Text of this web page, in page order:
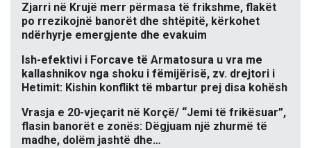
Zjarri në Krujë merr përmasa të frikshme, flakët
po rrezikojnë banorët dhe shtëpitë, kërkohet
ndërhyrje emergjente dhe evakuim
Ish-efektivi i Forcave të Armatosura u vra me
kallashnikov nga shoku i fëmijërisë, zv. drejtori i
Hetimit: Kishin konflikt të mbartur prej disa kohësh
Vrasja e 20-vjeçarit në Korçë/ “Jemi të frikësuar”,
flasin banorët e zonës: Dëgjuam një zhurmë të
madhe, dolëm jashtë dhe…